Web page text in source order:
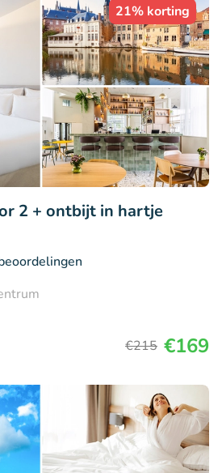
21% korting
2 + ontbijt in hartje
€215 €169